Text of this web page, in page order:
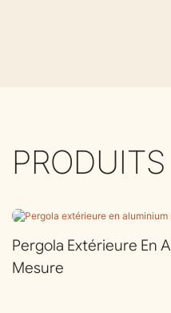
Pergola Extérieure En
Mesure